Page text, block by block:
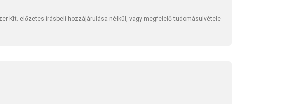
Kft. előzetes írásbeli hozzájárulása nélkül, vagy megfelelő tudomásulvétele